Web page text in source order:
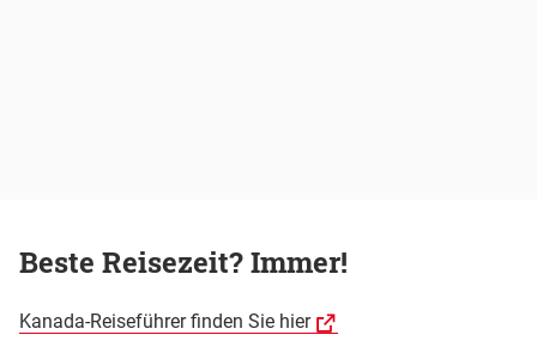
Beste Reisezeit? Immer!
Kanada-Reiseführer finden Sie hier